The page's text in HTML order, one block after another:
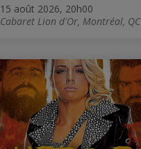
15 août 2026, 20h00
Cabaret Lion d'Or, Montréal, QC